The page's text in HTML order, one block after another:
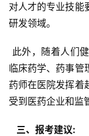
对人才的专业技能
研发领域。
临床药学、药事管
药师在医院发挥着
受到医药企业和监
  三、报考建议: